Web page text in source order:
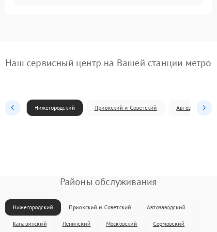
Наш сервисный центр на Вашей станции метро
Нижегородский Приокский и Советский Автозаводский
Районы обслуживания
Нижегородский Приокский и Советский Автозаводский
Канавинский Ленинский Московский Сормовский